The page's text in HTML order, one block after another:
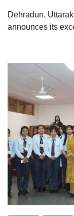
Dehradun,
announces its